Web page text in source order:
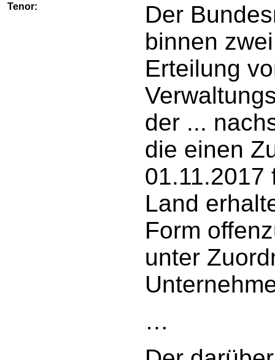
Tenor:
Der
binnen
Erteilung
der ...
die einen
01.11.2017
Land
Form
unter
…